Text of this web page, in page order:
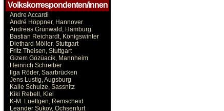
Volkskorrespondenten/innen
Andre Accardi
André Höppner, Hannover
Andreas Grünwald, Hamburg
Bastian Reichardt, Königswinter
Diethard Möller, Stuttgart
Fritz Theisen, Stuttgart
Gizem Gözüacik, Mannheim
Heinrich Schreiber
Ilga Röder, Saarbrücken
Jens Lustig, Augsburg
Kalle Schulze, Sassnitz
Kiki Rebell, Kiel
K-M. Luettgen, Remscheid
Leander Sukov, Ochsenfurt